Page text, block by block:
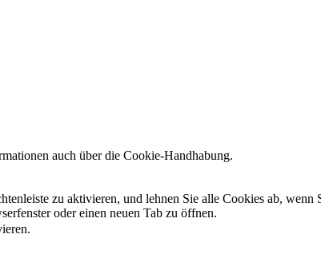
auch über die Cookie-Handhabung.
zu aktivieren, und lehnen Sie alle Cookies ab,
oder einen neuen Tab zu öffnen.